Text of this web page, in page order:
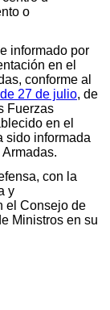
o
informado por
en el
conforme al
27 de julio, de
Fuerzas
en el
sido informada
con la
y
el Consejo de
Ministros en su